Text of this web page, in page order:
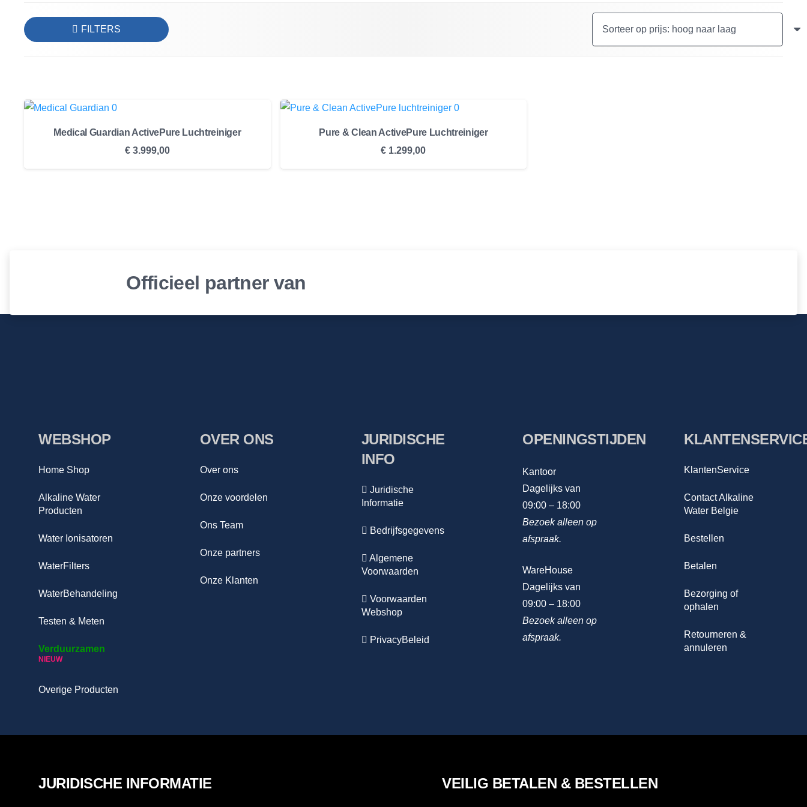
FILTERS
Medical Guardian ActivePure Luchtreiniger
€3.999,00
Pure & Clean ActivePure Luchtreiniger
€ 1.299,00
Officieel partner van
WEBSHOP
Home Shop
Alkaline Water
Producten
Water Ionisatoren
WaterFilters
WaterBehandeling
Testen & Meten
Verduurzamen
NIEUW
Overige Producten
OVER ONS
Over ons
Onze voordelen
Ons Team
Onze partners
Onze Klanten
JURIDISCHE
INFO
Juridische
Informatie
Bedrijfsgegevens
Algemene
Voorwaarden
Voorwaarden
Webshop
PrivacyBeleid
OPENINGSTIJDEN
Kantoor
Dagelijks van
09:00 – 18:00
Bezoek alleen op
afspraak.
WareHouse
Dagelijks van
09:00 – 18:00
Bezoek alleen op
afspraak.
KlantenService
Contact Alkaline
Water Belgie
Bestellen
Betalen
Bezorging of
ophalen
Retourneren &
annuleren
JURIDISCHE INFORMATIE VEILIG BETALEN & BESTELLEN